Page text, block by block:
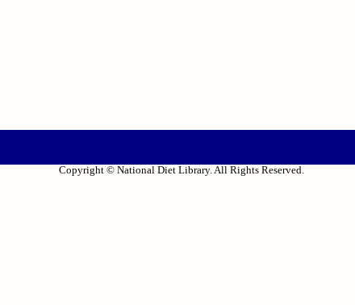
Copyright © National Diet Library. All Rights Reserved.